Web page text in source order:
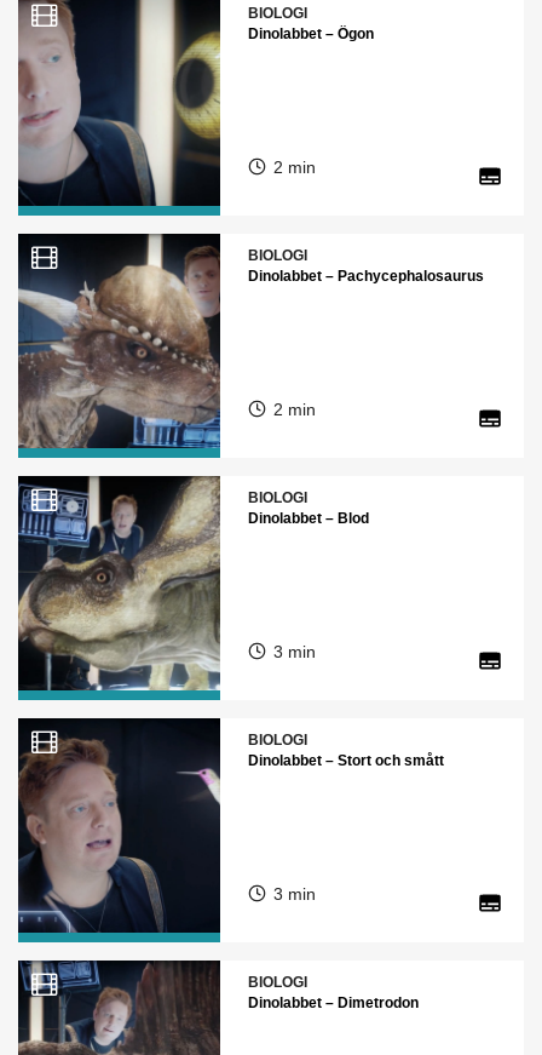
BIOLOGI
Dinolabbet – Ögon
2 min
BIOLOGI
Dinolabbet – Pachycephalosaurus
2 min
BIOLOGI
Dinolabbet – Blod
3 min
BIOLOGI
Dinolabbet – Stort och smått
3 min
BIOLOGI
Dinolabbet – Dimetrodon